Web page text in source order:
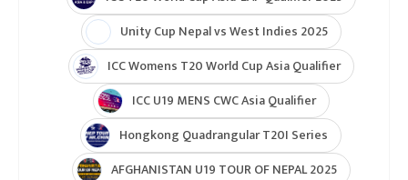
NPL- Nepal Premier League 2025
ICC T20 World Cup Asia & East Asia-Pacific Qualifier
ICC T20 World Cup Asia-EAP Qaulifier 2025
Unity Cup Nepal vs West Indies 2025
ICC Womens T20 World Cup Asia Qualifier